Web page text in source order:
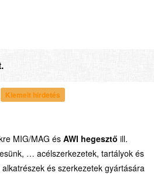
Kiemelt hirdetés
MIG/MAG és AWI hegesztő ill.
… acélszerkezetek, tartályok és
alkatrészek és szerkezetek gyártására